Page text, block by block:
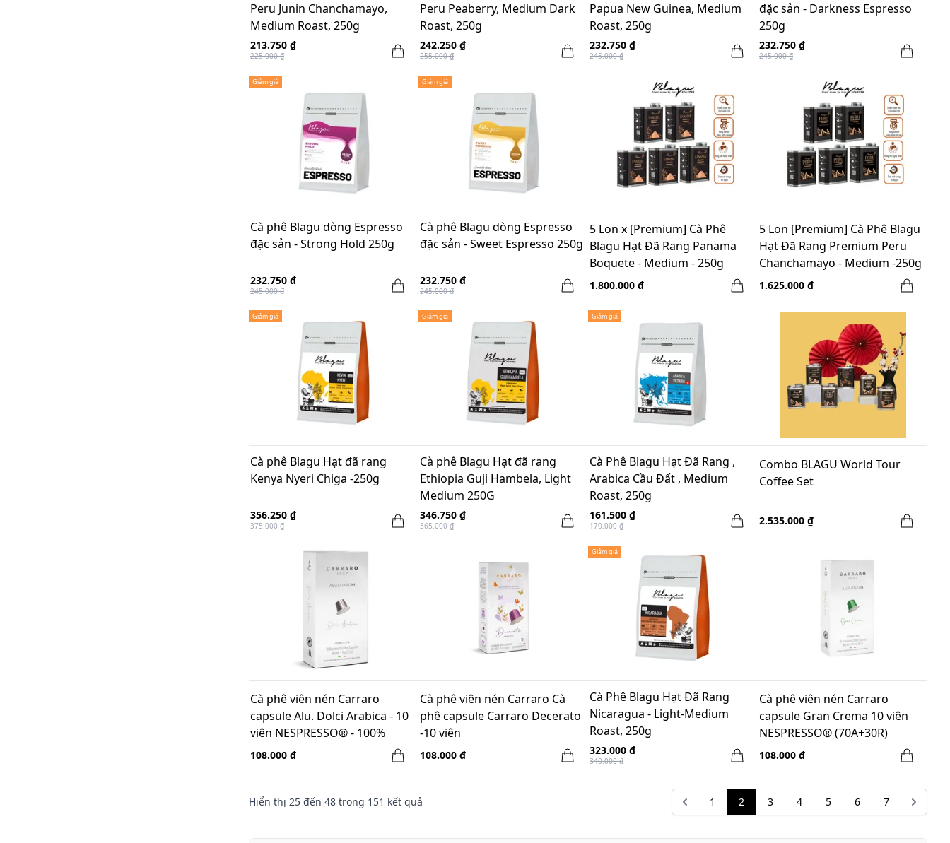
Peru Junin Chanchamayo,
Medium Roast, 250g
213.750 ₫
225.000 ₫
Peru Peaberry, Medium Dark
Roast, 250g
242.250 ₫
255.000 ₫
Papua New Guinea, Medium
Roast, 250g
232.750 ₫
245.000 ₫
đặc sản - Darkness Espresso
250g
232.750 ₫
245.000 ₫
Giảm giá
Cà phê Blagu dòng Espresso
đặc sản - Strong Hold 250g
232.750 ₫
245.000 ₫
Giảm giá
Cà phê Blagu dòng Espresso
đặc sản - Sweet Espresso 250g
232.750 ₫
245.000 ₫
5 Lon x [Premium] Cà Phê
Blagu Hạt Đã Rang Panama
Boquete - Medium - 250g
1.800.000 ₫
5 Lon [Premium] Cà Phê Blagu
Hạt Đã Rang Premium Peru
Chanchamayo - Medium -250g
1.625.000 ₫
Giảm giá
Cà phê Blagu Hạt đã rang
Kenya Nyeri Chiga -250g
356.250 ₫
375.000 ₫
Giảm giá
Cà phê Blagu Hạt đã rang
Ethiopia Guji Hambela, Light
Medium 250G
346.750 ₫
365.000 ₫
Giảm giá
Cà Phê Blagu Hạt Đã Rang ,
Arabica Cầu Đất , Medium
Roast, 250g
161.500 ₫
170.000 ₫
Combo BLAGU World Tour
Coffee Set
2.535.000 ₫
Cà phê viên nén Carraro
capsule Alu. Dolci Arabica - 10
viên NESPRESSO® - 100%
Arabica
108.000 ₫
Cà phê viên nén Carraro Cà
phê capsule Carraro Decerato
-10 viên
NESPRESSO®(60A+40R)
108.000 ₫
Giảm giá
Cà Phê Blagu Hạt Đã Rang
Nicaragua - Light-Medium
Roast, 250g
323.000 ₫
340.000 ₫
Cà phê viên nén Carraro
capsule Gran Crema 10 viên
NESPRESSO® (70A+30R)
108.000 ₫
Hiển thị 25 đến 48 trong 151 kết quả 1 2 3 4 5 6 7